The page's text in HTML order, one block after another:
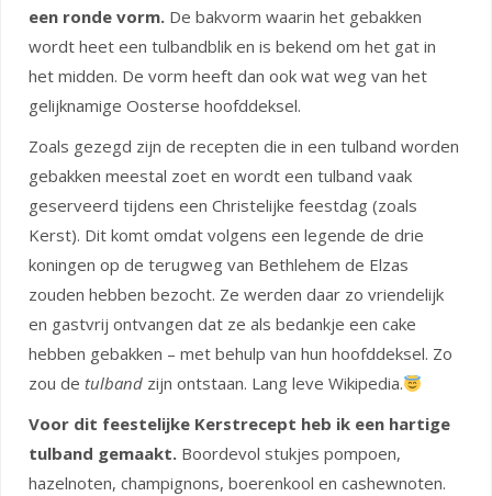
een ronde vorm. De bakvorm waarin het gebakken
wordt heet een tulbandblik en is bekend om het gat in
het midden. De vorm heeft dan ook wat weg van het
gelijknamige Oosterse hoofddeksel.
Zoals gezegd zijn de recepten die in een tulband worden
gebakken meestal zoet en wordt een tulband vaak
geserveerd tijdens een Christelijke feestdag (zoals
Kerst). Dit komt omdat volgens een legende de drie
koningen op de terugweg van Bethlehem de Elzas
zouden hebben bezocht. Ze werden daar zo vriendelijk
en gastvrij ontvangen dat ze als bedankje een cake
hebben gebakken – met behulp van hun hoofddeksel. Zo
zou de tulband zijn ontstaan. Lang leve Wikipedia.
Voor dit feestelijke Kerstrecept heb ik een hartige
tulband gemaakt. Boordevol stukjes pompoen,
hazelnoten, champignons, boerenkool en cashewnoten.